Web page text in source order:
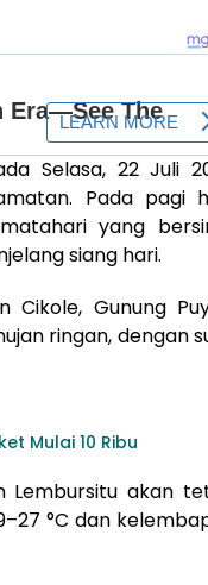
Selasa, 22 Juli
Pada pagi
yang
siang hari.
Cikole, Gunung
ringan, dengan
Mulai 10 Ribu
Lembursitu akan
°C dan